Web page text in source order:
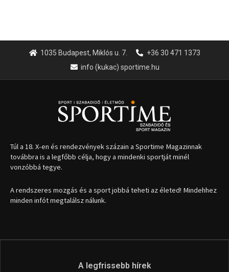
1035 Budapest, Miklós u. 7.
+36 30 471 1373
info (kukac) sportime.hu
Túl a 18. X-en és rendezvények százain a Sportime Magazinnak
továbbra is a legfőbb célja, hogy a mindenki sportját minél
vonzóbbá tegye.
A rendszeres mozgás és a sport jobbá teheti az életed! Mindehhez
minden infót megtalálsz nálunk.
A legfrissebb hírek